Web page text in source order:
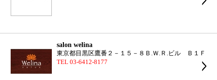
salon welina
東京都目黒区鷹番２－１５－８Ｂ.Ｗ.Ｒ.ビル Ｂ１Ｆ
TEL 03-6412-8177